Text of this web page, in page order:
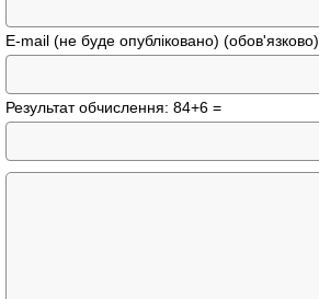
E-mail (не буде опубліковано) (обов'язково)
Результат обчислення: 84+6 =